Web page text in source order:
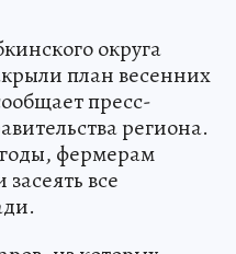
округа
план весенних
пресс-
региона.
фермерам
все